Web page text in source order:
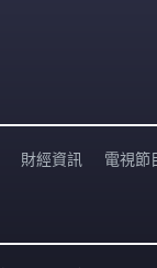
財經資訊 電視節